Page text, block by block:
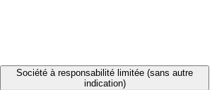
Société à responsabilité limitée (sans autre
indication)